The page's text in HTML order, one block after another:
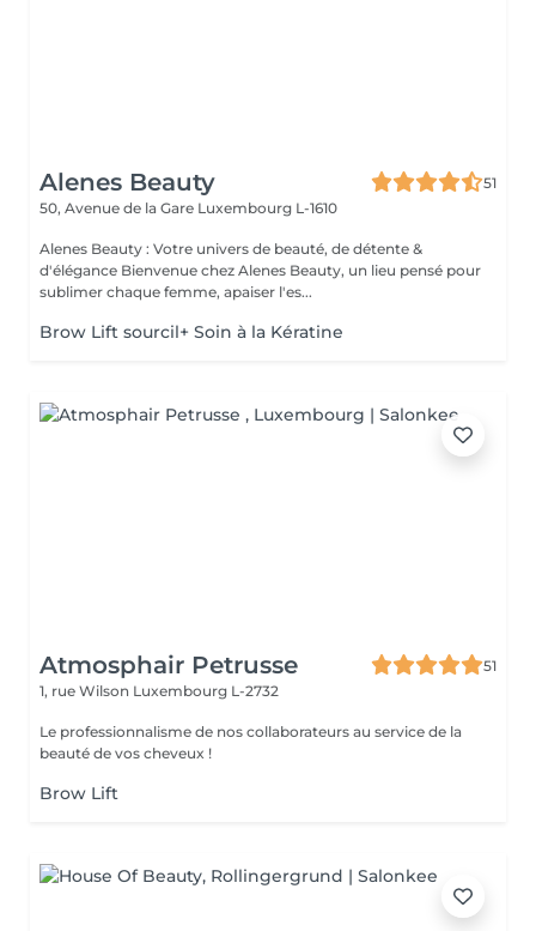
Alenes Beauty
51
50, Avenue de la Gare Luxembourg L-1610
Alenes Beauty : Votre univers de beauté, de détente &
d'élégance Bienvenue chez Alenes Beauty, un lieu pensé pour
sublimer chaque femme, apaiser l'es...
Brow Lift sourcil+ Soin à la Kératine
Atmosphair Petrusse
51
1, rue Wilson Luxembourg L-2732
Le professionnalisme de nos collaborateurs au service de la
beauté de vos cheveux !
Brow Lift